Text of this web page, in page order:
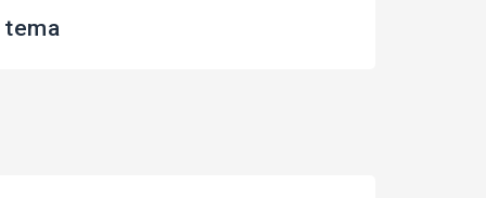
tema